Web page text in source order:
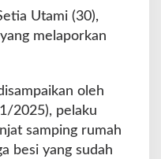
Utami (30),
melaporkan
oleh
2025), pelaku
samping rumah
besi yang sudah